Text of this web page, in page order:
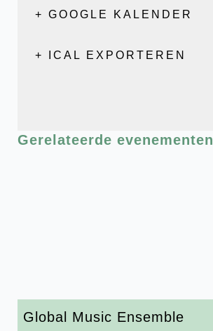
+ GOOGLE KALENDER
+ ICAL EXPORTEREN
Gerelateerde evenementen
Global Music Ensemble